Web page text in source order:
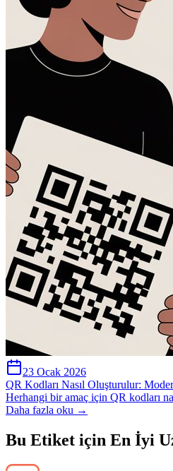
23 Ocak 2026
QR Kodları Nasıl Oluşturulur:
Herhangi bir amaç için QR kodları
Daha fazla oku →
Bu Etiket için En İyi